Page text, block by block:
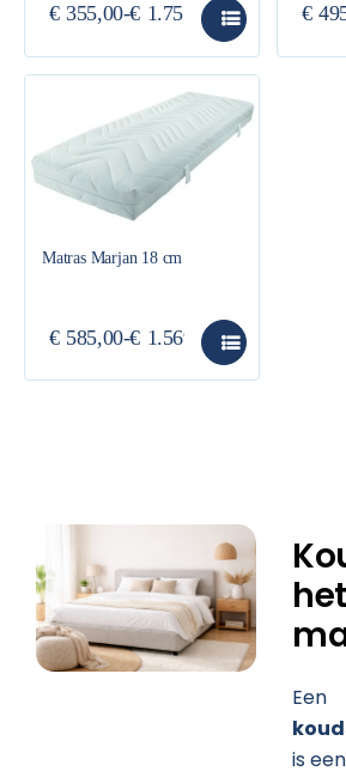
€ 355,00-€ 1.755,00 €
Matras Marjan 18 cm
€ 585,00-€ 1.569,00
Een
is